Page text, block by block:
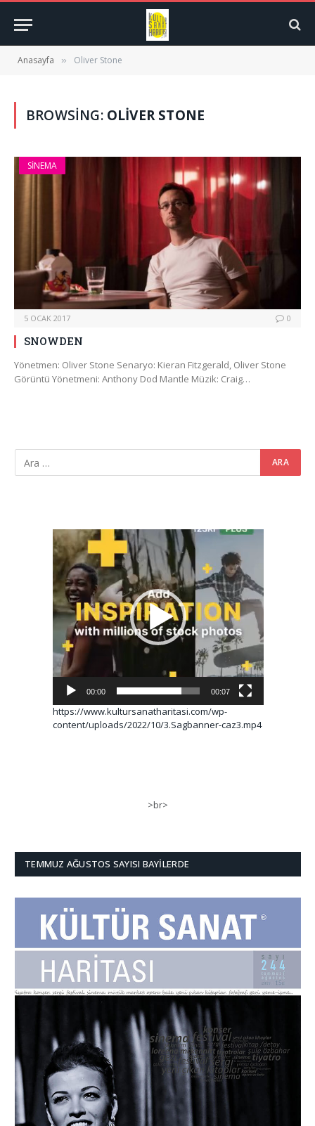
Anasayfa » Oliver Stone
BROWSING: OLIVER STONE
SINEMA
5 OCAK 2017 0
SNOWDEN
Yönetmen: Oliver Stone Senaryo: Kieran Fitzgerald, Oliver Stone
Görüntü Yönetmeni: Anthony Dod Mantle Müzik: Craig…
Video
oynatıcı
00:00 00:07
https://www.kultursanatharitasi.com/wp-
content/uploads/2022/10/3.Sagbanner-caz3.mp4
>br>
TEMMUZ AĞUSTOS SAYISI BAYILERDE